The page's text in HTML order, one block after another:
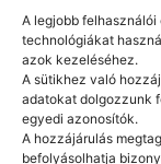
A legjobb
technológiákat
azok kezeléséhez.
A sütikhez való
adatokat dolgozzunk
egyedi azonosítók.
A hozzájárulás
befolyásolhatja